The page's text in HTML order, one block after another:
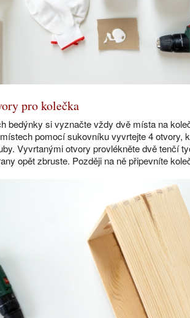
pro kolečka
bedýnky si vyznačte vždy dvě místa na
pomocí sukovníku vyvrtejte 4 otvory,
Vyvrtanými otvory provlékněte dvě tenčí
opět zbruste. Později na ně připevníte